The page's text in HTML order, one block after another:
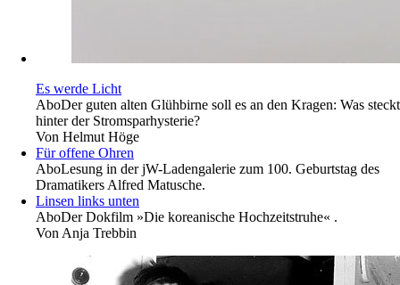
Es werde Licht
AboDer guten alten Glühbirne soll es an den Kragen: Was steckt
hinter der Stromsparhysterie?
Von Helmut Höge
Für offene Ohren
AboLesung in der jW-Ladengalerie zum 100. Geburtstag des
Dramatikers Alfred Matusche.
Linsen links ­unten
AboDer Dokfilm »Die koreanische Hochzeitstruhe« .
Von Anja Trebbin